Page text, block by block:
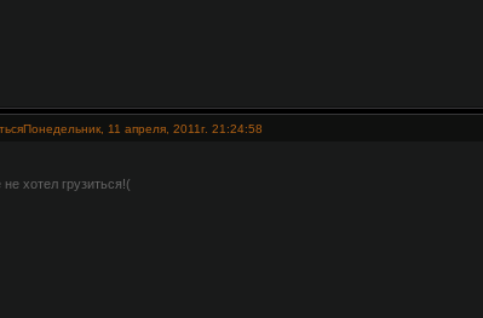
Понедельник, 11 апреля, 2011г. 21:24:58
не хотел грузиться!(